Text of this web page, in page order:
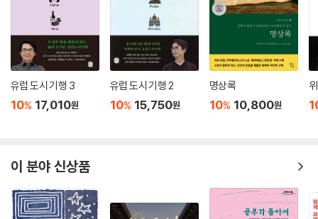
기획한 수전 손택의 자기모순을 뛰어넘는 자기창조가 존재했음을, 다니엘
슈라이버는 충실한 전기傳記의 문법으로 드러낸다.
수전 손택이라는 이름으로
유명 영화배우 이름처럼 두운이 맞는 새로운 이름을 얻은 수전 손택은 이
내 스스로를 지적이고 세련된 세계의 시민으로 여기게 되었다. 이때부터
다.(55)
수전 리 로젠블랫Susan Lee Rosenblatt은 1933년 1월 16일 유대계 미
국인 잭 로젠블랫, 밀드러드 로젠블랫 사이에서 태어났다. 아버지 잭 로젠
유럽 도시 기행 3
10% 17,010원
유럽 도시 기행 2
10% 15,750원
명상록
10% 10,800원
이 분야 신상품